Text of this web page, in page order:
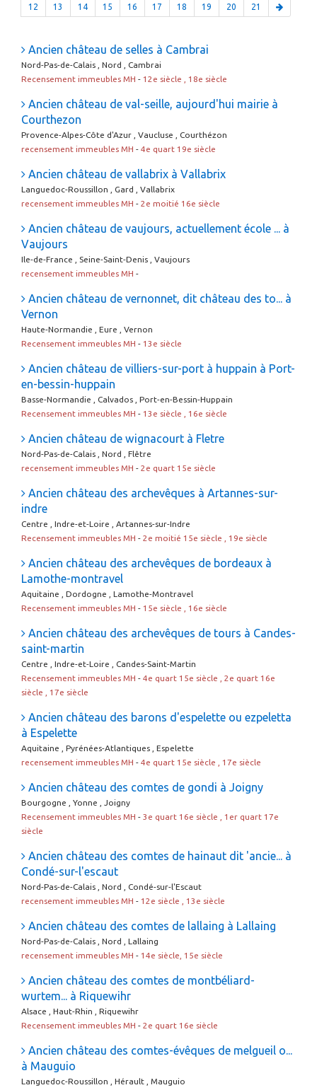
12 13 14 15 16 17 18 19 20 21
Ancien château de selles à Cambrai
Nord-Pas-de-Calais , Nord , Cambrai
Recensement immeubles MH - 12e siècle , 18e siècle
Ancien château de val-seille, aujourd'hui mairie à
Courthezon
Provence-Alpes-Côte d'Azur , Vaucluse , Courthézon
recensement immeubles MH - 4e quart 19e siècle
Ancien château de vallabrix à Vallabrix
Languedoc-Roussillon , Gard , Vallabrix
recensement immeubles MH - 2e moitié 16e siècle
Ancien château de vaujours, actuellement école ... à
Vaujours
Ile-de-France , Seine-Saint-Denis , Vaujours
recensement immeubles MH -
Ancien château de vernonnet, dit château des to... à
Vernon
Haute-Normandie , Eure , Vernon
Recensement immeubles MH - 13e siècle
Ancien château de villiers-sur-port à huppain à Port-
en-bessin-huppain
Basse-Normandie , Calvados , Port-en-Bessin-Huppain
Recensement immeubles MH - 13e siècle , 16e siècle
Ancien château de wignacourt à Fletre
Nord-Pas-de-Calais , Nord , Flêtre
recensement immeubles MH - 2e quart 15e siècle
Ancien château des archevêques à Artannes-sur-
indre
Centre , Indre-et-Loire , Artannes-sur-Indre
Recensement immeubles MH - 2e moitié 15e siècle , 19e siècle
Ancien château des archevêques de bordeaux à
Lamothe-montravel
Aquitaine , Dordogne , Lamothe-Montravel
Recensement immeubles MH - 15e siècle , 16e siècle
Ancien château des archevêques de tours à Candes-
saint-martin
Centre , Indre-et-Loire , Candes-Saint-Martin
Recensement immeubles MH - 4e quart 15e siècle , 2e quart 16e
siècle , 17e siècle
Ancien château des barons d'espelette ou ezpeletta
à Espelette
Aquitaine , Pyrénées-Atlantiques , Espelette
recensement immeubles MH - 4e quart 15e siècle , 17e siècle
Ancien château des comtes de gondi à Joigny
Bourgogne , Yonne , Joigny
Recensement immeubles MH - 3e quart 16e siècle , 1er quart 17e
siècle
Ancien château des comtes de hainaut dit 'ancie... à
Condé-sur-l'escaut
Nord-Pas-de-Calais , Nord , Condé-sur-l'Escaut
recensement immeubles MH - 12e siècle , 13e siècle
Ancien château des comtes de lallaing à Lallaing
Nord-Pas-de-Calais , Nord , Lallaing
recensement immeubles MH - 14e siècle, 15e siècle
Ancien château des comtes de montbéliard-
wurtem... à Riquewihr
Alsace , Haut-Rhin , Riquewihr
Recensement immeubles MH - 2e quart 16e siècle
Ancien château des comtes-évêques de melgueil o...
à Mauguio
Languedoc-Roussillon , Hérault , Mauguio